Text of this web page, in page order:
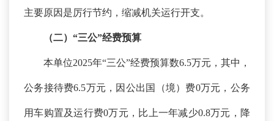
主要原因是厉行节约，缩减机关运行开支。
（二） “三公”经费预算
本单位2025年“三公”经费预算数6.5万元，其中，
公务接待费6.5万元，因公出国（境）费0万元，公务
用车购置及运行费0万元，比上一年减少0.8万元，降